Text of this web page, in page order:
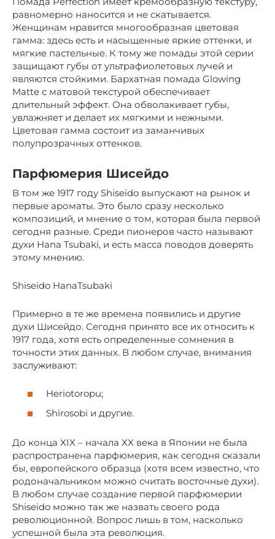
равномерно наносится и не скатывается.
Женщинам нравится многообразная цветовая
гамма: здесь есть и насыщенные яркие оттенки, и
мягкие пастельные. К тому же помады этой серии
защищают губы от ультрафиолетовых лучей и
являются стойкими. Бархатная помада Glowing
Matte с матовой текстурой обеспечивает
длительный эффект. Она обволакивает губы,
увлажняет и делает их мягкими и нежными.
Цветовая гамма состоит из заманчивых
полупрозрачных оттенков.
Парфюмерия Шисейдо
В том же 1917 году Shiseido выпускают на рынок и
первые ароматы. Это было сразу несколько
композиций, и мнение о том, которая была первой
сегодня разные. Среди пионеров часто называют
духи Hana Tsubaki, и есть масса поводов доверять
этому мнению.
Shiseido HanaTsubaki
Примерно в те же времена появились и другие
духи Шисейдо. Сегодня принято все их относить к
1917 года, хотя есть определенные сомнения в
точности этих данных. В любом случае, внимания
заслуживают:
Heriotoropu;
Shirosobi и другие.
До конца XIX – начала XX века в Японии не была
распространена парфюмерия, как сегодня сказали
бы, европейского образца (хотя всем известно, что
родоначальником можно считать восточные духи).
В любом случае создание первой парфюмерии
Shiseido можно так же назвать своего рода
революционной. Вопрос лишь в том, насколько
успешной была эта революция.